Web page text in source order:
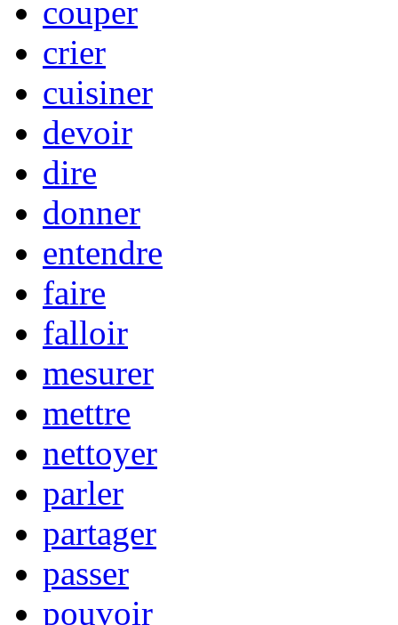
couper
crier
cuisiner
devoir
dire
donner
entendre
faire
falloir
mesurer
mettre
nettoyer
parler
partager
passer
pouvoir